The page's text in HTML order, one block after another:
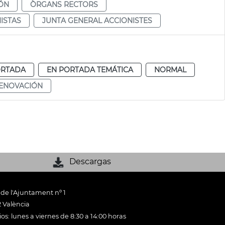
ÒRGANS RECTORS
JUNTA GENERAL ACCIONISTES
EN PORTADA TEMÁTICA
NORMAL
Descargas
l'Ajuntament nº 1
València
lunes a viernes de 8:30 a 14:00 horas